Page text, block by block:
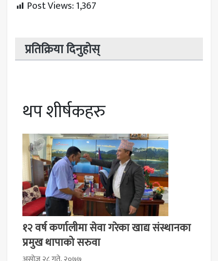
Post Views:1,367
प्रतिक्रिया दिनुहोस्
थप शीर्षकहरु
१२ वर्ष कर्णालीमा सेवा गरेका खाद्य संस्थानका
प्रमुख थापाको सरुवा